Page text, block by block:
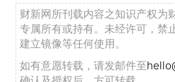
财新网所刊载内容之知识产权为
专属所有或持有。未经许可，禁
建立镜像等任何使用。
如有意愿转载，请发邮件至